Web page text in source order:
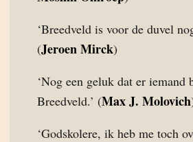
‘Breedveld is voor de duvel
(Jeroen Mirck)
‘Nog een geluk dat er iemand
Breedveld.’ (Max J. Molovich
‘Godskolere, ik heb me toch